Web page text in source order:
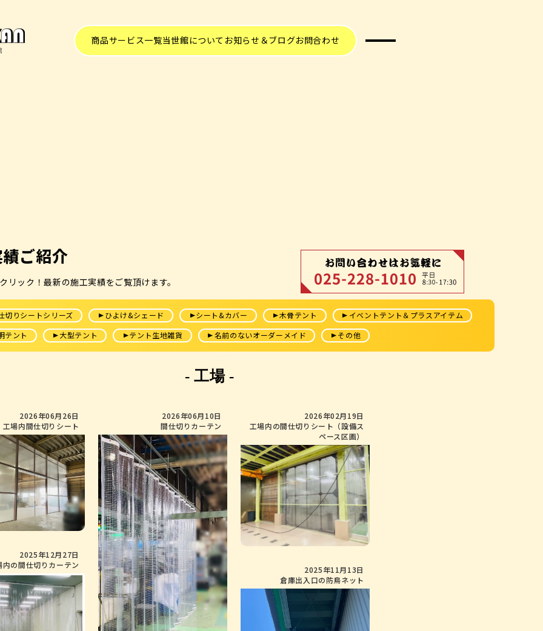
商品サービス一覧当世館について お知らせ＆ブログお問合わせ
ご紹介
リック！最新の施工実績をご覧頂けます。
切りシートシリーズ ひよけ&シェード シート&カバー 木骨テント
イベントテント＆プラスアイテム
テント
大型テント テント生地雑貨 名前のないオーダーメイド その他
- 工場 -
2026年06月26日
工場内間仕切りシート
2025年12月27日
内の間仕切りカーテン
2026年06月10日
間仕切りカーテン
2026年02月19日
工場内の間仕切りシート（設備ス
ペース区画）
2025年11月13日
倉庫出入口の防鳥ネット